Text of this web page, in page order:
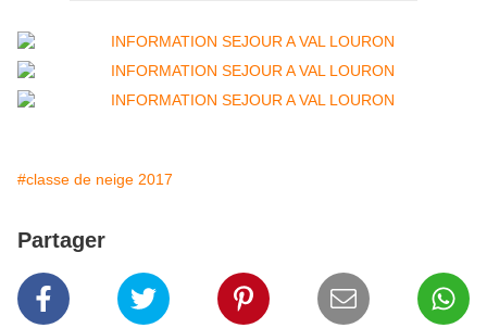
#classe de neige 2017
Partager